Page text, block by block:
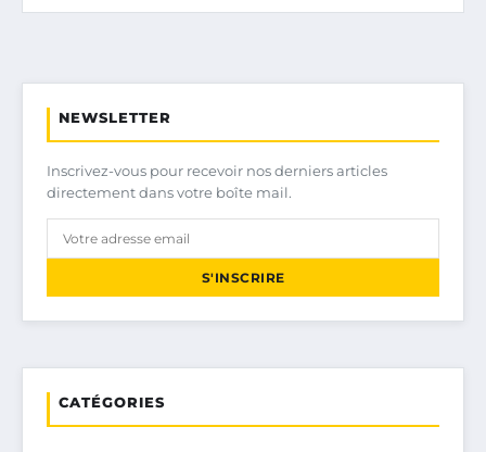
NEWSLETTER
Inscrivez-vous pour recevoir nos derniers articles
directement dans votre boîte mail.
S'INSCRIRE
CATÉGORIES